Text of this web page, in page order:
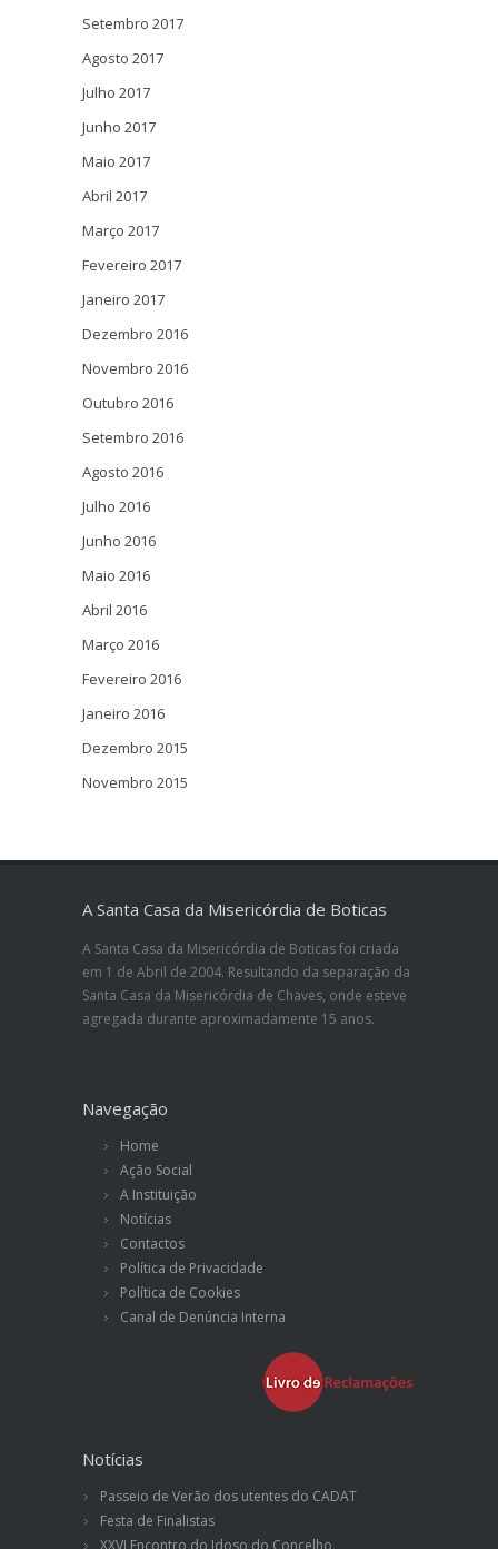
Setembro 2017
Agosto 2017
Julho 2017
Junho 2017
Maio 2017
Abril 2017
Março 2017
Fevereiro 2017
Janeiro 2017
Dezembro 2016
Novembro 2016
Outubro 2016
Setembro 2016
Agosto 2016
Julho 2016
Junho 2016
Maio 2016
Abril 2016
Março 2016
Fevereiro 2016
Janeiro 2016
Dezembro 2015
Novembro 2015
A Santa Casa da Misericórdia de Boticas
A Santa Casa da Misericórdia de Boticas foi criada
em 1 de Abril de 2004. Resultando da separação da
Santa Casa da Misericórdia de Chaves, onde esteve
agregada durante aproximadamente 15 anos.
Navegação
Home
Ação Social
A Instituição
Notícias
Contactos
Política de Privacidade
Política de Cookies
Canal de Denúncia Interna
Notícias
Passeio de Verão dos utentes do CADAT
Festa de Finalistas
XXVI Encontro do Idoso do Concelho